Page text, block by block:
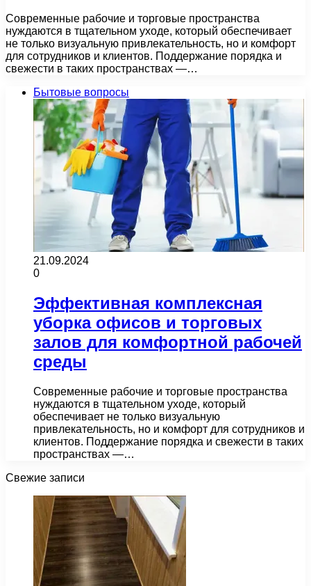
Современные рабочие и торговые пространства
нуждаются в тщательном уходе, который обеспечивает
не только визуальную привлекательность, но и комфорт
для сотрудников и клиентов. Поддержание порядка и
свежести в таких пространствах —…
Бытовые вопросы
21.09.2024
0
Эффективная комплексная
уборка офисов и торговых
залов для комфортной рабочей
среды
Современные рабочие и торговые пространства
нуждаются в тщательном уходе, который
обеспечивает не только визуальную
привлекательность, но и комфорт для сотрудников и
клиентов. Поддержание порядка и свежести в таких
пространствах —…
Свежие записи